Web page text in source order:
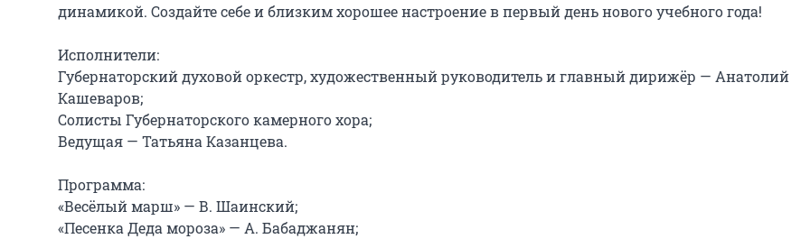
динамикой. Создайте себе и близким хорошее настроение в первый день нового учебного года!
Исполнители:
Губернаторский духовой оркестр, художественный руководитель и главный дирижёр — Анатолий
Кашеваров;
Солисты Губернаторского камерного хора;
Ведущая — Татьяна Казанцева.
Программа:
«Весёлый марш» — В. Шаинский;
«Песенка Деда мороза» — А. Бабаджанян;